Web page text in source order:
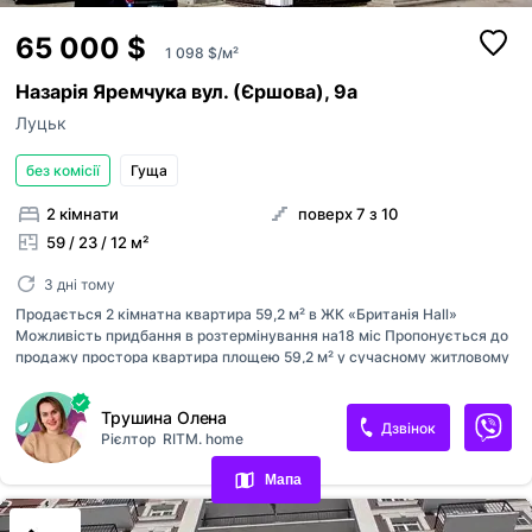
Контакти
Обрані оголошення
Переглянуті оголошення
65 000 $ 1 098 $/м²
Назарія Яремчука вул. (Єршова), 9а
Луцьк
без комісії Гуща
2 кімнати
59 / 23 / 12 м²
поверх 7 з 10
3 дні тому
Продається 2 кімнатна квартира 59,2 м² в ЖК «Британія Hall»
Можливість придбання в розтермінування на18 міс Пропонується до
продажу простора квартира площею 59,2 м² у сучасному житловому
10 поверсі. Основні характеристики: • Енергозберігаючі вікна •
Встановлені лічильники • Утеплений будинок, монолітно-каркасна
технологія будівництва Про комплекс: • Закрита територія • Дитячий
майданчик • Поруч Північний ринок • Зупинки громадського
транспорту •розвинута інфраструктура Телефонуйте або пишіть у
повідомлення для детальної інформації та перегляду.
Трушина Олена
Рієлтор RITM. home
Дзвінок
Мапа